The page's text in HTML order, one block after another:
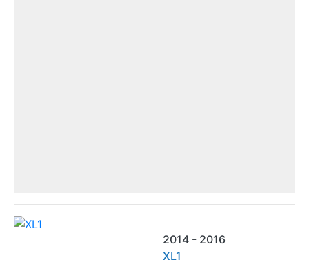
2014 - 2016
XL1